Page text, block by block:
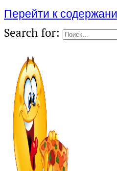
Перейти к
Search for: